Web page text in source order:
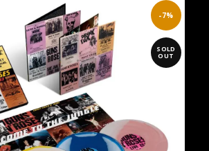
-7%
SOLD
OUT